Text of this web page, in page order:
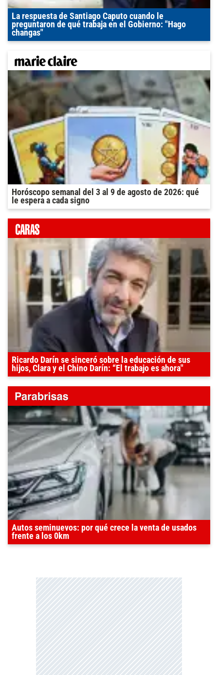
La respuesta de Santiago Caputo cuando le
preguntaron de qué trabaja en el Gobierno: "Hago
changas"
Horóscopo semanal del 3 al 9 de agosto de 2026: qué
le espera a cada signo
Ricardo Darín se sinceró sobre la educación de sus
hijos, Clara y el Chino Darín: “El trabajo es ahora"
Autos seminuevos: por qué crece la venta de usados
frente a los 0km